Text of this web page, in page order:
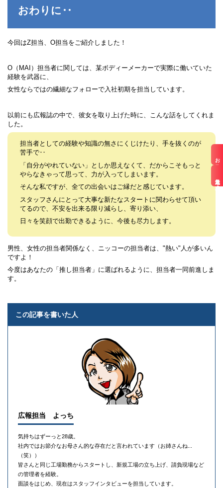
お仕事検索
最近見た求人
おわりに‥
今回はZ担当、O担当をご紹介しました！
O（MAI）担当者に関しては、某ボディーメーカーで実際に働いていた
経験を武器に、
女性ならではの繊細なフォローで入社初期を担当しています。
以前にも広報誌の中で、彼女を取り上げた時に、こんな話をしてくれま
した。
担当者としての経験や知識の無さにくじけたり、手を抜くのが
苦手で‥
「自分がやれていない」としか思えなくて、だからこそもっと
やらなきゃって思って、力が入ってしまいます。
そんな私ですが、全ての出会いはご縁だと感じています。
スタッフさんにとって大事な新たなスタートに関わらせて頂い
てるので、不安を出来る限り減らし、寄り添い、
日々を笑顔で出勤できるように、今後も尽力します。
男性、女性の担当者関係なく、ニッコーの担当者は、"熱い"人が多いん
ですよ！
今度はあなたの「推し担当者」に選ばれるように、担当者一同前進しま
す。
この記事を書いた人
広報担当 よっち
気持ちはずーっと28歳。
社内ではお節介なお母さん的な存在だと言われています（お姉さんね...
（笑））
皆さんと同じ工場勤務からスタートし、新規工場の立ち上げ、請負現場など
の管理者を経験。
面談をはじめ、現在はスタッフインタビューを担当しています。